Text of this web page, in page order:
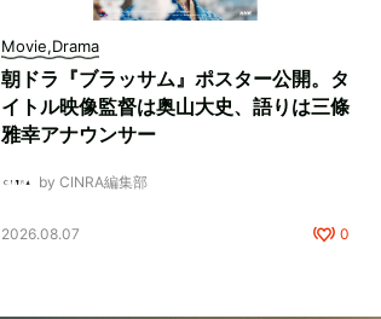
Movie,Drama
朝ドラ『ブラッサム』ポスター公開。タ
イトル映像監督は奥山大史、語りは三條
雅幸アナウンサー
by CINRA編集部
2026.08.07 0